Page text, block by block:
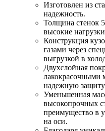
Изготовлен из
надежность.
Толщина стенок
высокие
Конструкция
газами через
выгрузкой в
Двухслойная
лакокрасочными
надежную защиту
Уменьшенная
высокопрочных
преимущество в
на оси.